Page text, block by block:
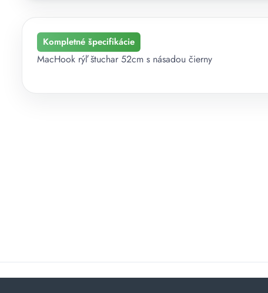
Kompletné špecifikácie
MacHook rýľ štuchar 52cm s násadou čierny